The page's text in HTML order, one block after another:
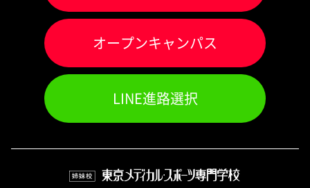
オープンキャンパス
LINE進路選択